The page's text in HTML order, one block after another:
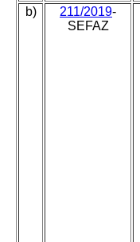
b) 211/2019-
SEFAZ